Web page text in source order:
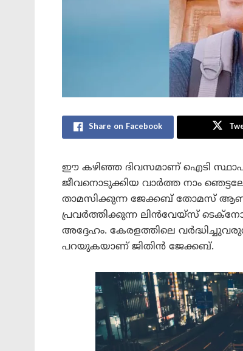
Share on Facebook
ഈ കഴിഞ്ഞ ദിവസമാണ് ഐടി
ജീവനൊടുക്കിയ വാർത്ത നാം
താമസിക്കുന്ന ജേക്കബ് തോമസ് ആണ്
പ്രവർത്തിക്കുന്ന ലിൻവേയ്‌സ്
അദ്ദേഹം. കേരളത്തിലെ
പറയുകയാണ് ജിതിൻ ജേക്കബ്.